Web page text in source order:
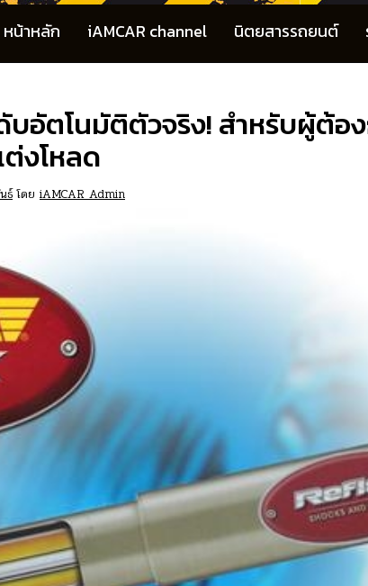
หน้าหลัก iAMCAR channel นิตยสารรถยนต์
บอัตโนมัติตัวจริง! สำหรับผู้ต้
งโหลด
ธ์โดย iAMCAR Admin